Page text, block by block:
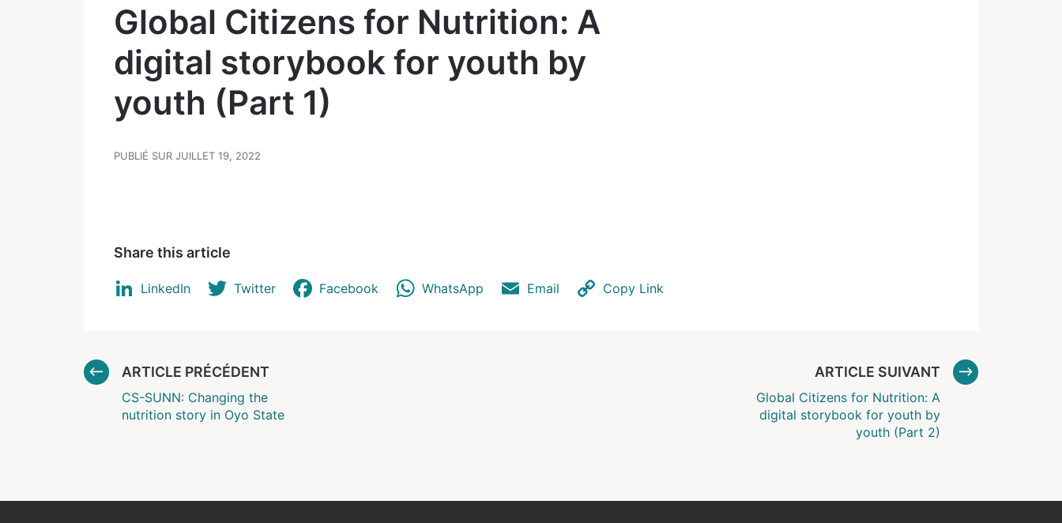
Global Citizens for Nutrition: A
digital storybook for youth by
youth (Part 1)
PUBLIÉ SUR JUILLET 19, 2022
Share this article
LinkedIn Twitter Facebook WhatsApp Email Copy Link
ARTICLE PRÉCÉDENT
CS-SUNN: Changing the
nutrition story in Oyo State
ARTICLE SUIVANT
Global Citizens for Nutrition: A
digital storybook for youth by
youth (Part 2)